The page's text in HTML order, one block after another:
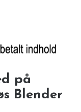
på
Blender